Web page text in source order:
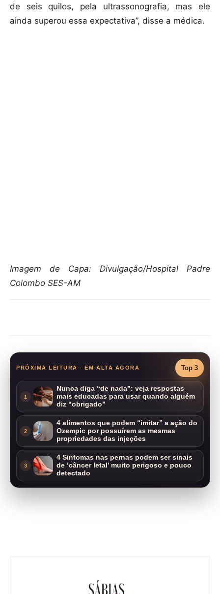
de seis quilos, pela ultrassonografia, mas ele
ainda superou essa expectativa”, disse a médica.
Imagem de Capa: Divulgação/Hospital Padre
Colombo SES-AM
PRÓXIMA LEITURA - EM ALTA AGORA Top 3
1
Nunca diga “de nada”: veja respostas
mais educadas para usar quando alguém
diz “obrigado”
2
4 alimentos que podem “imitar” a ação do
Ozempic por possuírem as mesmas
propriedades das injeções
3
4 Sintomas nas pernas podem ser sinais
de ‘câncer letal’ muito perigoso e pouco
detectado